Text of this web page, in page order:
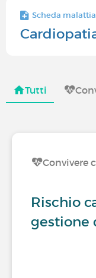
Scheda malattia
Tutti
Convivere
Rischio
gestione